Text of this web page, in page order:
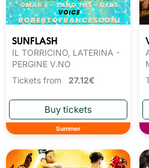
SUNFLASH
IL TORRICINO, LATERINA -
PERGINE V.NO
Tickets from 27.12€
Summer